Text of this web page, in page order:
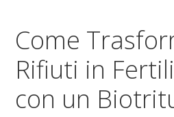
in
Casa
Come
Rifiuti in
con un